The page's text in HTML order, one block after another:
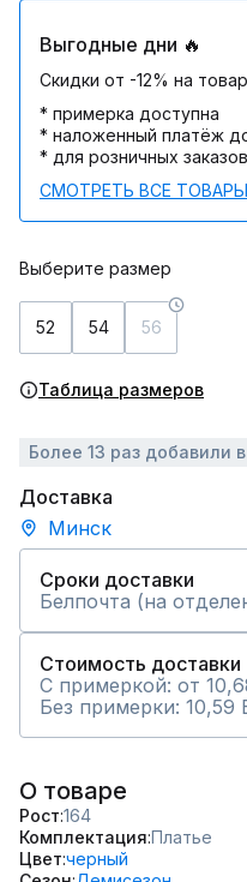
Выгодные дни 🔥
Скидки от -12% на
* примерка доступна
* наложенный платёж
* для розничных заказов
СМОТРЕТЬ ВСЕ ТОВАРЫ
Выберите размер
52 54 56
Таблица размеров
Более 13 раз добавили
Доставка
Минск
Сроки доставки
Белпочта (на
Стоимость доставки
С примеркой: от
Без примерки: 10,59
О товаре
Рост 164
Комплектация Платье
Цвет черный